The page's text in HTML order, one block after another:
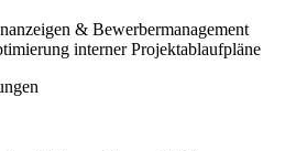
& Bewerbermanagement
interner Projektablaufpläne